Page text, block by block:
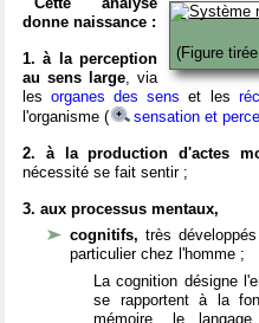
(Figure
donne naissance :
1. à la perception
au sens large, via
lesorganes des sens et les
l'organisme (
sensation et
2. à la production d'actes
nécessité se fait sentir ;
3. aux processus mentaux,
cognitifs,très
particulier chez l'homme ;
La cognition désigne
se rapportent à la
mémoire, le